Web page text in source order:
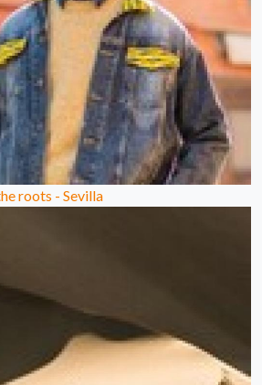
roots - Sevilla